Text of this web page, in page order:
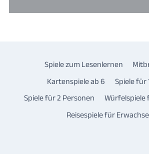
Spiele zum Lesenlernen
Kartenspiele ab 6
Spiele für
Spiele für 2 Personen
Würfelspiele
Reisespiele für